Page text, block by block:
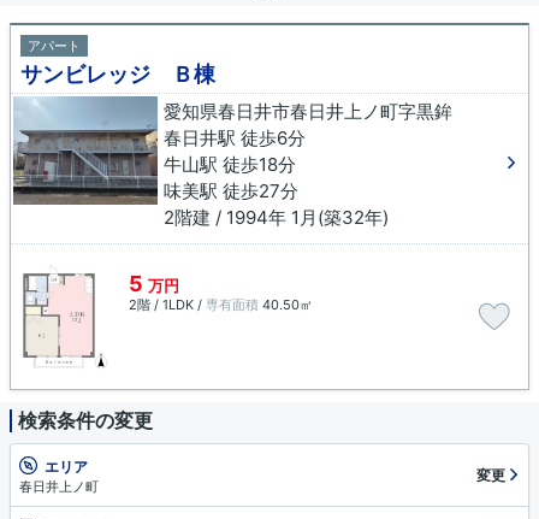
アパート
サンビレッジ Ｂ棟
愛知県春日井市春日井上ノ町字黒鉾
春日井駅 徒歩6分
牛山駅 徒歩18分
味美駅 徒歩27分
2階建 / 1994年 1月(築32年)
5 万円
2階 / 1LDK / 専有面積 40.50㎡
検索条件の変更
エリア
春日井上ノ町
変更